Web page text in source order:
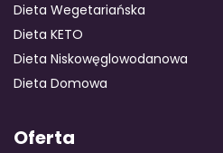
Dieta Wegetariańska
Dieta KETO
Dieta Niskowęglowodanowa
Dieta Domowa
Oferta